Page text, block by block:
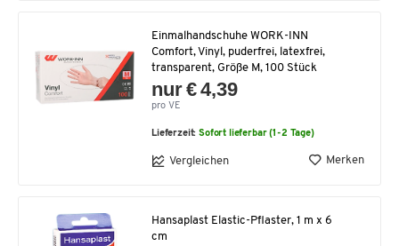
Einmalhandschuhe WORK-INN
Comfort, Vinyl, puderfrei, latexfrei,
transparent, Größe M, 100 Stück
nur € 4,39
pro VE
Lieferzeit:Sofort lieferbar (1-2 Tage)
Vergleichen Merken
Hansaplast Elastic-Pflaster, 1 m x 6
cm